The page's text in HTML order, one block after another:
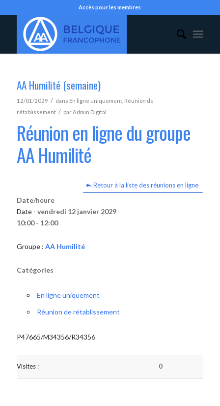
Accès pour les membres
AA Humilité (semaine)
12/01/2029 / dans En ligne uniquement, Réunion de
rétablissement / parAdmin Digital
Réunion en ligne du groupe
AA Humilité
Retour à la liste des réunions en ligne
Date/heure
Date - vendredi 12 janvier 2029
10:00 - 12:00
Groupe : AA Humilité
Catégories
En ligne uniquement
Réunion de rétablissement
P47665/M34356/R34356
Visites : 0